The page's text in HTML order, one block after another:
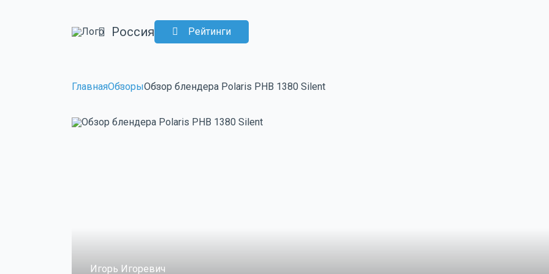
Россия Рейтинги
ГлавнаяОбзорыОбзор блендера Polaris PHB 1380 Silent
Игорь Игоревич